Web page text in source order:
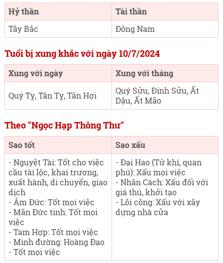
Hỷ thần
Tài thần
Tây Bắc
Đông Nam
Tuổi bị xung khắc với ngày 10/7/2024
Xung với ngày Xung với tháng
Quý Tỵ, Tân Tỵ, Tân Hợi
Quý Sửu, Đinh Sửu, Ất
Dậu, Ất Mão
Theo "Ngọc Hạp Thông Thư"
Sao tốt
Sao xấu
- Nguyệt Tài: Tốt cho việc
cầu tài lộc, khai trương,
xuất hành, di chuyển, giao
dịch
- Âm Đức: Tốt mọi việc
- Mãn Đức tinh: Tốt mọi
việc
- Tam Hợp: Tốt mọi việc
- Minh đường: Hoàng Đạo
- Tốt mọi việc
- Đại Hao (Tử khí, quan
phú): Xấu mọi việc
- Nhân Cách: Xấu đối với
giá thú, khởi tạo
- Lôi công: Xấu với xây
dựng nhà cửa